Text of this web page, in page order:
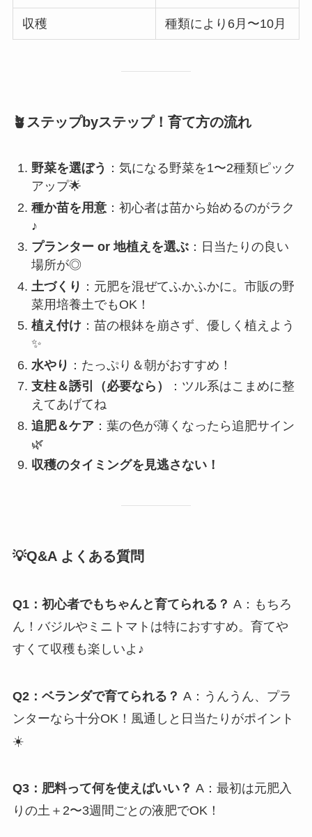
収穫 種類により6月〜10月
🪴ステップbyステップ！育て方の流れ
野菜を選ぼう ：気になる野菜を1〜2種類ピック
アップ🌟
種か苗を用意：初心者は苗から始めるのがラク
♪
プランター or 地植えを選ぶ：日当たりの良い
場所が◎
土づくり ：元肥を混ぜてふかふかに。市販の野
菜用培養土でもOK！
植え付け：苗の根鉢を崩さず、優しく植えよう
✨
水やり ：たっぷり＆朝がおすすめ！
支柱＆誘引（必要なら）
：ツル系はこまめに整
えてあげてね
追肥＆ケア：葉の色が薄くなったら追肥サイン
🌿
収穫のタイミングを見逃さない！
💡Q&A よくある質問
Q1：初心者でもちゃんと育てられる？ A：もちろ
ん！バジルやミニトマトは特におすすめ。育てや
すくて収穫も楽しいよ♪
Q2：ベランダで育てられる？ A：うんうん、プラ
ンターなら十分OK！風通しと日当たりがポイント
☀️
Q3：肥料って何を使えばいい？ A：最初は元肥入
りの土＋2〜3週間ごとの液肥でOK！